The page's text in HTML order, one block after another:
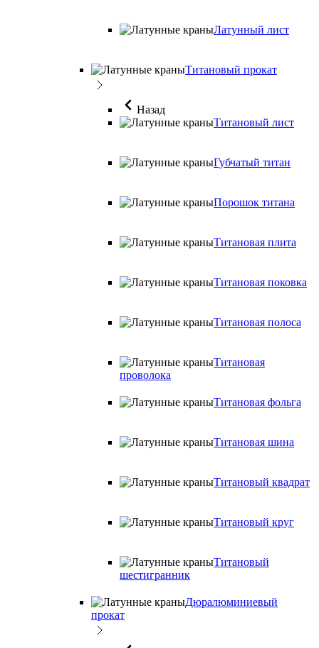
Латунный лист
Титановый прокат
Назад
Титановый лист
Губчатый титан
Порошок титана
Титановая плита
Титановая поковка
Титановая полоса
Титановая
проволока
Титановая фольга
Титановая шина
Титановый квадрат
Титановый круг
Титановый
шестигранник
Дюралюминиевый
прокат